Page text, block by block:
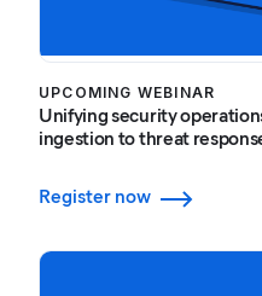
UPCOMING WEBINAR
Unifying security
ingestion to threat
Register now